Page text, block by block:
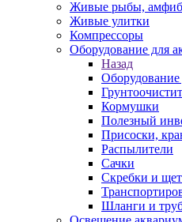
Живые рыбы,
Живые улитки
Компрессоры
Оборудование для
Назад
Оборудование
Кормушки
Полезный
Присоски,
Распылители
Сачки
Скребки и
Шланги и